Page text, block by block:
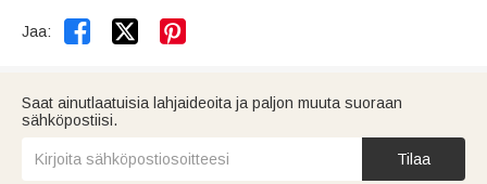
Jaa:  
Saat ainutlaatuisia lahjaideoita ja paljon muuta suoraan
sähköpostiisi.
Tilaa